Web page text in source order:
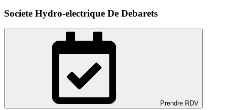
Societe Hydro-electrique De Debarets
Prendre RDV